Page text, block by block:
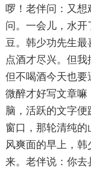
啰！老伴问：又
问。一会儿，水
豆。韩少功先生最
点酒才尽兴。但
但不喝酒今天也要
微醉才好写文章
脑，活跃的文字
窗口，那轮清纯
风爽面的早上，
来。老伴说：你去